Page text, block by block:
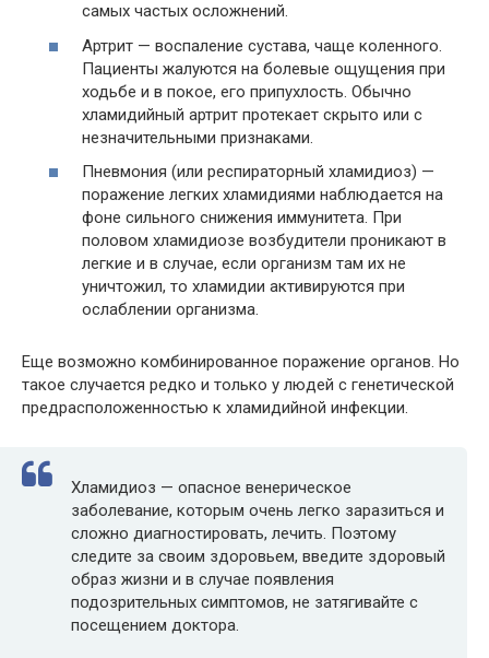
самых частых осложнений.
Артрит — воспаление сустава, чаще коленного.
Пациенты жалуются на болевые ощущения при
ходьбе и в покое, его припухлость. Обычно
хламидийный артрит протекает скрыто или с
незначительными признаками.
Пневмония (или респираторный хламидиоз) —
поражение легких хламидиями наблюдается на
фоне сильного снижения иммунитета. При
половом хламидиозе возбудители проникают в
легкие и в случае, если организм там их не
уничтожил, то хламидии активируются при
ослаблении организма.
Еще возможно комбинированное поражение органов. Но
такое случается редко и только у людей с генетической
предрасположенностью к хламидийной инфекции.
Хламидиоз — опасное венерическое
заболевание, которым очень легко заразиться и
сложно диагностировать, лечить. Поэтому
следите за своим здоровьем, введите здоровый
образ жизни и в случае появления
подозрительных симптомов, не затягивайте с
посещением доктора.